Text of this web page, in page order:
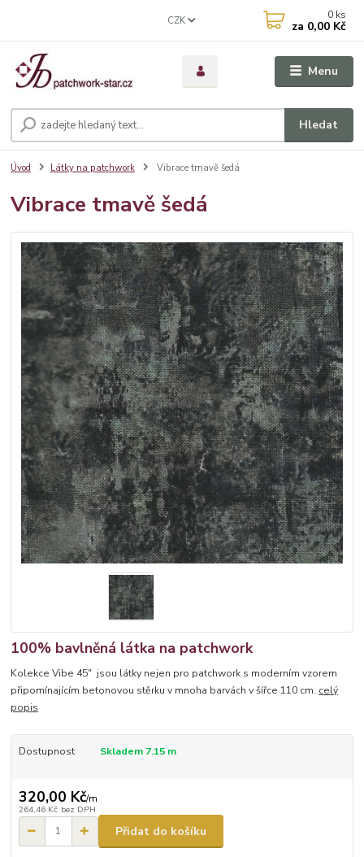
Menu
CZK
Hledat
0 ks
za 0,00 Kč
Úvod Látky na patchwork Vibrace tmavě šedá
Vibrace tmavě šedá
100% bavlněná látka na patchwork
Kolekce Vibe 45" jsou látky nejen pro patchwork s moderním vzorem
připomínajícím betonovou stěrku v mnoha barvách v šířce 110 cm. celý
popis
Dostupnost Skladem 7.15 m
320,00 Kč/m
264,46 Kč bez DPH
Přidat do košíku